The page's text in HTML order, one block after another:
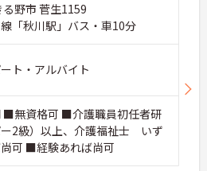
野市 菅生1159
「秋川駅」バス・車10分
ト・アルバイト
無資格可 ■介護職員初任者研
2級）以上、介護福祉士 いず
可 ■経験あれば尚可